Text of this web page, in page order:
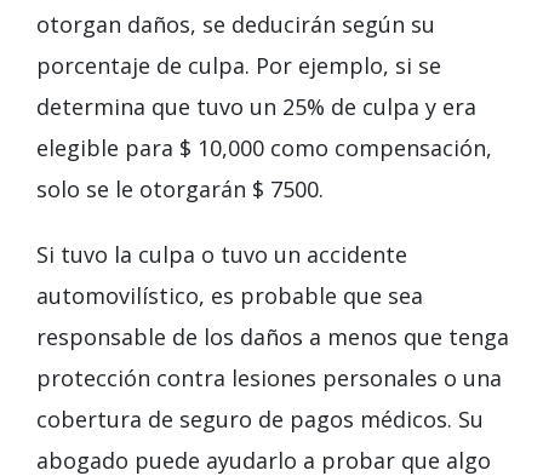
otorgan daños, se deducirán según su
porcentaje de culpa. Por ejemplo, si se
determina que tuvo un 25% de culpa y era
elegible para $ 10,000 como compensación,
solo se le otorgarán $ 7500.
Si tuvo la culpa o tuvo un accidente
automovilístico, es probable que sea
responsable de los daños a menos que tenga
protección contra lesiones personales o una
cobertura de seguro de pagos médicos. Su
abogado puede ayudarlo a probar que algo